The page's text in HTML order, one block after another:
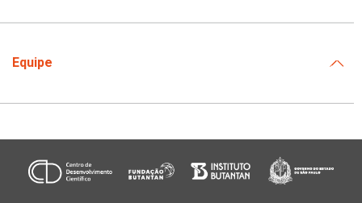
Equipe